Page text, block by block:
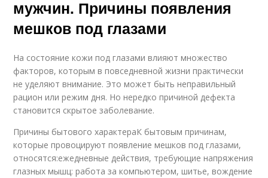
мужчин. Причины появления
мешков под глазами
На состояние кожи под глазами влияют множество
факторов, которым в повседневной жизни практически
не уделяют внимание. Это может быть неправильный
рацион или режим дня. Но нередко причиной дефекта
становится скрытое заболевание.
Причины бытового характераК бытовым причинам,
которые провоцируют появление мешков под глазами,
относятся:ежедневные действия, требующие напряжения
глазных мышц: работа за компьютером, шитье, вождение